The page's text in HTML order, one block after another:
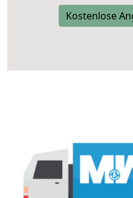
Kostenlose